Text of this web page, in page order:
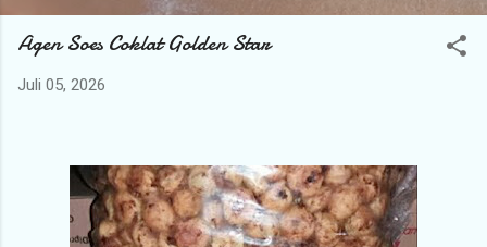
Agen Soes Coklat Golden Star
Juli 05, 2026